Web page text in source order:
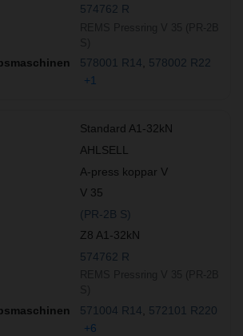
574762 R
578001 R14
578002 R22
+1
Standard A1-32kN
AHLSELL
A-press koppar V
V 35
(PR-2B S)
Z8 A1-32kN
574762 R
571004 R14
572101 R220
+6